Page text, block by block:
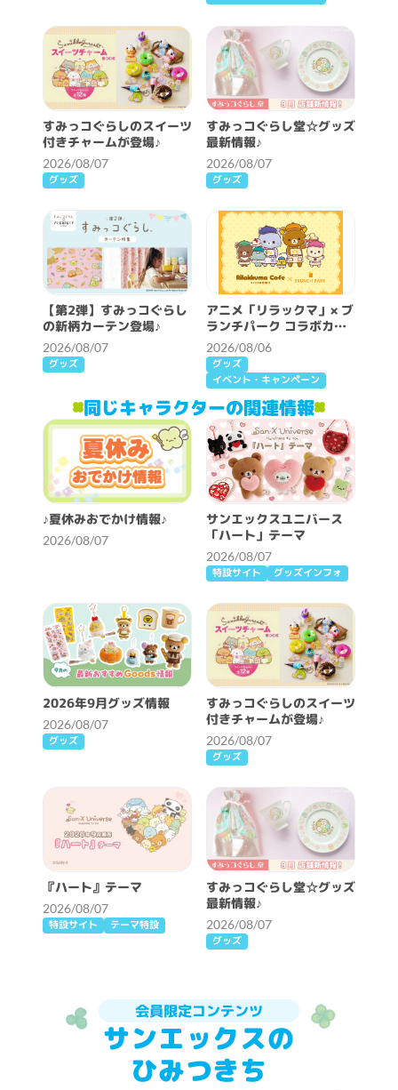
すみっコぐらしのスイーツ
付きチャームが登場♪
2026/08/07
グッズ
すみっコぐらし堂☆グッズ
最新情報♪
2026/08/07
グッズ
【第2弾】すみっコぐらし
の新柄カーテン登場♪
2026/08/07
グッズ
アニメ「リラックマ」× ブ
ランチパーク コラボカフ
ェ開催決定！
2026/08/06
グッズ
イベント・キャンペーン
同じキャラクターの関連情報
♪夏休みおでかけ情報♪
2026/08/07
サンエックスユニバース
「ハート」テーマ
2026/08/07
特設サイト グッズインフォ
2026年9月グッズ情報
2026/08/07
グッズ
すみっコぐらしのスイーツ
付きチャームが登場♪
2026/08/07
グッズ
『ハート』テーマ
2026/08/07
特設サイト テーマ特設
すみっコぐらし堂☆グッズ
最新情報♪
2026/08/07
グッズ
会員限定コンテンツ
サンエックスの
ひみつきち